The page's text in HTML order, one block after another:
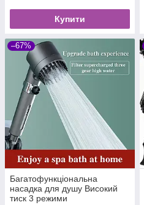
Купити
–67%
Багатофункціональна
насадка для душу Високий
тиск 3 режими